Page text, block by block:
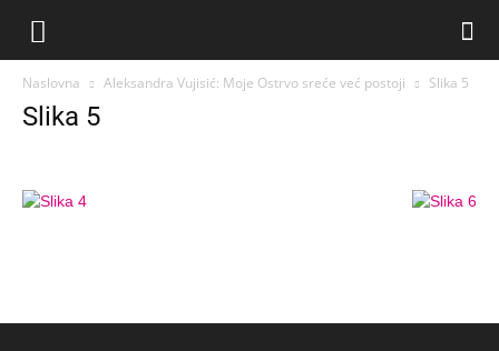
Naslovna Aleksandra Vujisić: Moje Ostrvo sreće već postoji Slika 5
Slika 5